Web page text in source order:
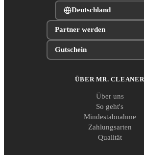
Deutschland
Partner werden
Gutschein
ÜBER MR. CLEANER
Über uns
So geht's
Mindestabnahme
Zahlungsarten
Qualität